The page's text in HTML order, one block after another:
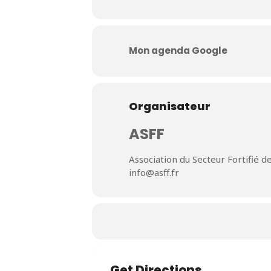
Mon agenda Google
Organisateur
ASFF
Association du Secteur Fortifié
info@asff.fr